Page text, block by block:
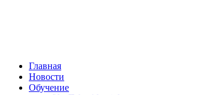
Главная
Новости
Обучение